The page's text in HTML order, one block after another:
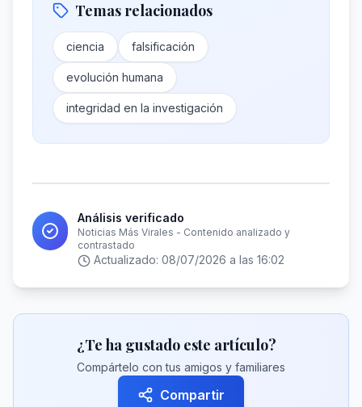
Temas relacionados
ciencia falsificación
evolución humana
integridad en la investigación
Análisis verificado
Noticias Más Virales - Contenido analizado y
contrastado
Actualizado: 08/07/2026 a las 16:02
¿Te ha gustado este artículo?
Compártelo con tus amigos y familiares
Compartir